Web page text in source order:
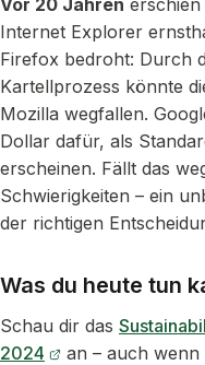
Vor 20 Jahren
Internet Explorer
Firefox bedroht: Durch
Kartellprozess könnte
Mozilla wegfallen.
Dollar dafür, als
erscheinen. Fällt das
Schwierigkeiten – ein
der richtigen
Was du heute tun
Schau dir das
2024
an – auch wenn